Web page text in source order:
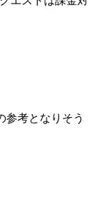
参考となりそう